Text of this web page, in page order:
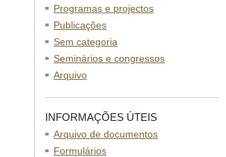
Programas e projectos
Publicações
Sem categoria
Seminários e congressos
Arquivo
INFORMAÇÕES ÚTEIS
Arquivo de documentos
Formulários